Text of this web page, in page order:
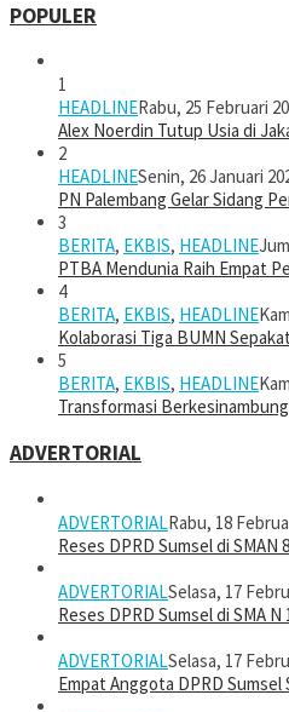
POPULER
1
HEADLINERabu, 25 Februari
Alex Noerdin Tutup Usia di
2
HEADLINESenin, 26 Januari
PN Palembang Gelar Sidang
3
BERITA, EKBIS, HEADLINE
PTBA Mendunia Raih Empat
4
BERITA, EKBIS, HEADLINE
Kolaborasi Tiga BUMN
5
BERITA, EKBIS, HEADLINE
Transformasi
ADVERTORIAL
ADVERTORIALRabu, 18
Reses DPRD Sumsel di SMAN
ADVERTORIALSelasa, 17
Reses DPRD Sumsel di SMA
ADVERTORIALSelasa, 17
Empat Anggota DPRD